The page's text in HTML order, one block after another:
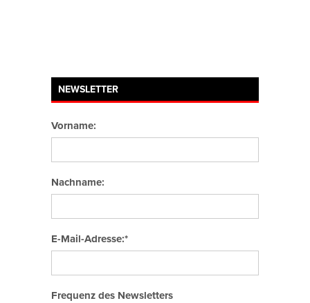
NEWSLETTER
Vorname:
Nachname:
E-Mail-Adresse:*
Frequenz des Newsletters